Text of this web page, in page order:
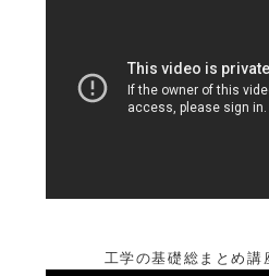
工学の基礎総まとめ講